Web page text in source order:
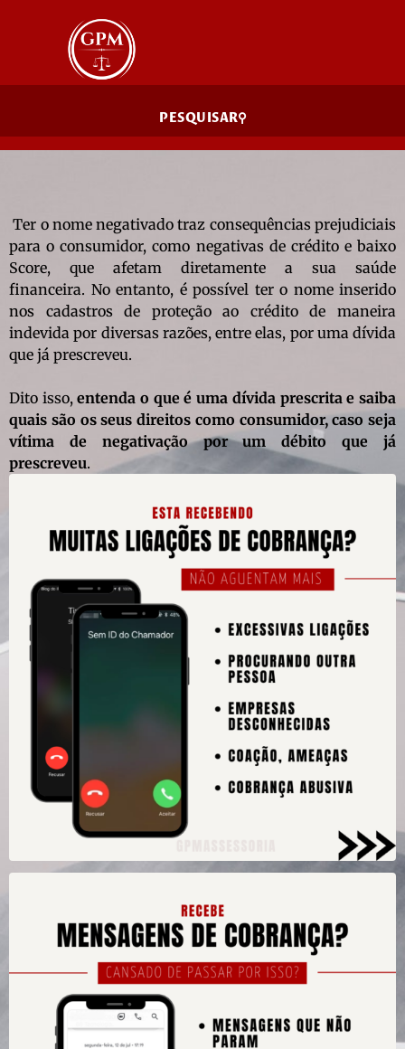
PESQUISAR
Ter o nome negativado traz consequências prejudiciais
para o consumidor, como negativas de crédito e baixo
Score, que afetam diretamente a sua saúde
financeira. No entanto, é possível ter o nome inserido
nos cadastros de proteção ao crédito de maneira
indevida por diversas razões, entre elas, por uma dívida
que já prescreveu.
Dito isso, entenda o que é uma dívida prescrita e saiba
quais são os seus direitos como consumidor, caso seja
vítima de negativação por um débito que já
prescreveu.